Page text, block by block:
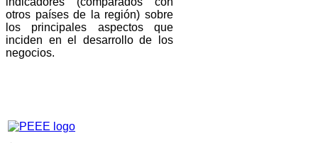
otros países de la región) sobre
los principales aspectos que
inciden en el desarrollo de los
negocios.